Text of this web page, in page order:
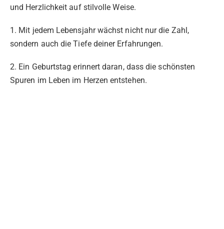
und Herzlichkeit auf stilvolle Weise.
1. Mit jedem Lebensjahr wächst nicht nur die Zahl,
sondern auch die Tiefe deiner Erfahrungen.
2. Ein Geburtstag erinnert daran, dass die schönsten
Spuren im Leben im Herzen entstehen.